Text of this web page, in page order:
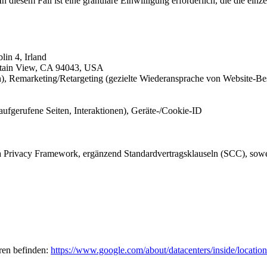
4, Irland
View, CA 94043, USA
Retargeting (gezielte Wiederansprache von Website-
Seiten, Interaktionen), Geräte-/Cookie-ID
Framework, ergänzend Standardvertragsklauseln (SCC),
befinden: https://www.google.com/about/datacenters/inside/